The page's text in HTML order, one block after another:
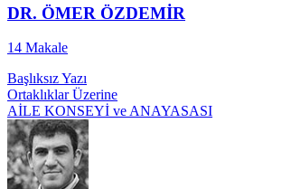
DR. ÖMER ÖZDEMİR
14 Makale
Başlıksız Yazı
Ortaklıklar Üzerine
AİLE KONSEYİ ve ANAYASASI